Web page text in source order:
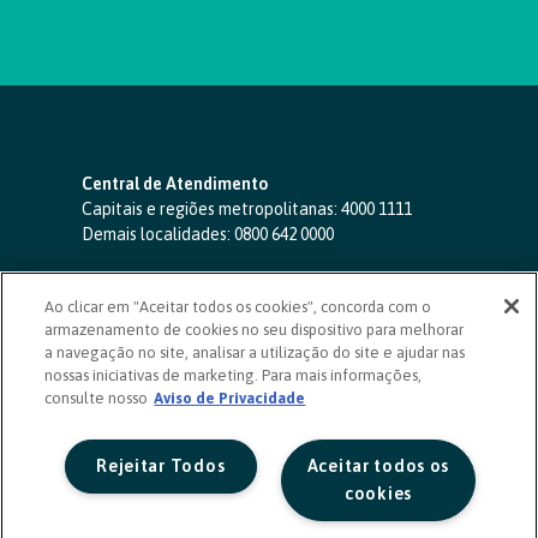
Central de Atendimento
Capitais e regiões metropolitanas: 4000 1111
Demais localidades: 0800 642 0000
SAC 24 horas-0800 724 4420
Ouvidoria
0800 725 0996
(de segunda a sexta, das 8h às 20h)
ouvidoriasicoob.com.br
Deficientes auditivos ou de fala
Ao clicar em "Aceitar todos os cookies", concorda com o
armazenamento de cookies no seu dispositivo para melhorar
a navegação no site, analisar a utilização do site e ajudar nas
nossas iniciativas de marketing. Para mais informações,
consulte nosso Aviso de Privacidade
Aceitar todos os
cookies
Rejeitar Todos